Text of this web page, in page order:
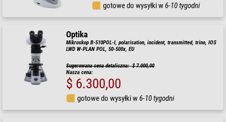
gotowe do wysyłki w6-10 tygodni
Optika
Mikroskop B-510POL-I, polarisation, incident, transmitted, trino, IOS
LWD W-PLAN POL, 50-500x, EU
Sugerowana cena detaliczna: $ 7.000,00
Nasza cena:
$ 6.300,00
gotowe do wysyłki w6-10 tygodni